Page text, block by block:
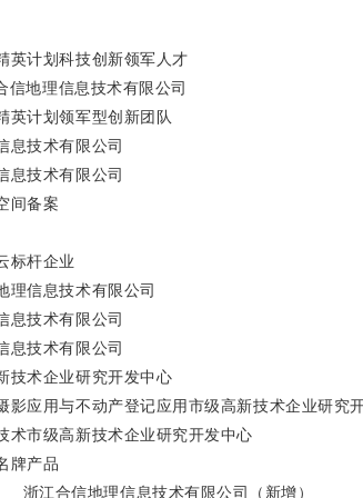
英计划科技创新领军人才
地理信息技术有限公司
英计划领军型创新团队
息技术有限公司
息技术有限公司
间备案
标杆企业
理信息技术有限公司
息技术有限公司
息技术有限公司
技术企业研究开发中心
影应用与不动产登记应用市级高新技术企业研究
术市级高新技术企业研究开发中心
牌产品
合信地理信息技术有限公司（新增）